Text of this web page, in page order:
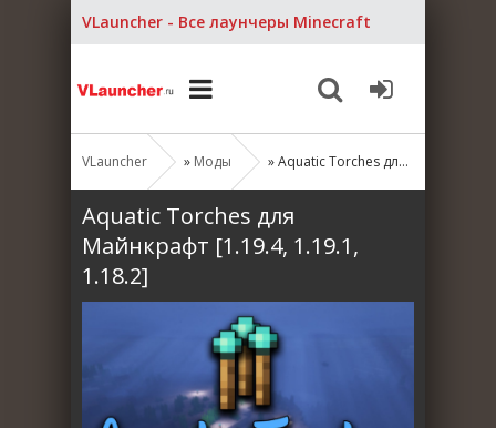
VLauncher - Все лаунчеры Minecraft
VLauncher » Моды » Aquatic Torches для Майнкрафт [1.19.4, 1.19.1, 1.18.2]
Aquatic Torches для
Майнкрафт [1.19.4, 1.19.1,
1.18.2]